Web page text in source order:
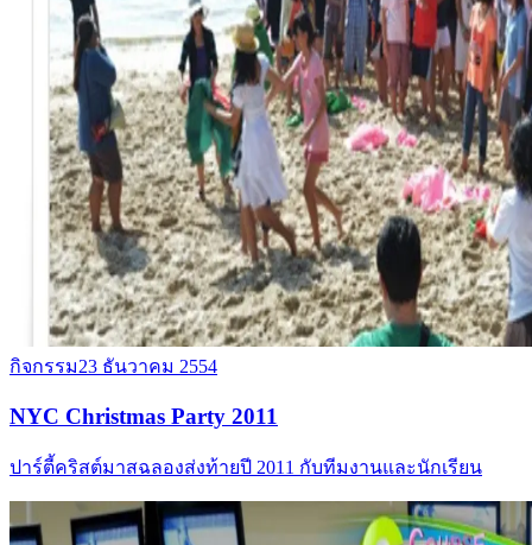
กิจกรรม23 ธันวาคม 2554
NYC Christmas Party 2011
ปาร์ตี้คริสต์มาสฉลองส่งท้ายปี 2011 กับทีมงานและนักเรียน